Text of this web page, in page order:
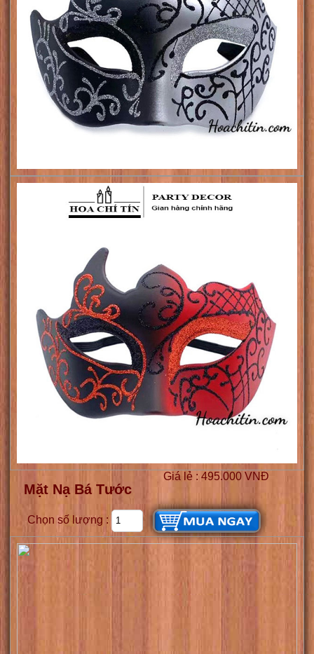
Mặt Nạ Bá Tước
Giá lẻ : 495.000 VNĐ
Chọn số lượng :